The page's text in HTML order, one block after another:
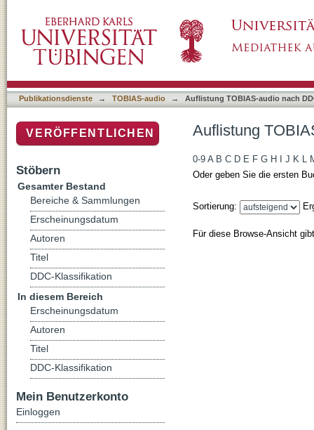
Publikationsdienste → TOBIAS-audio → Auflistung TOBIAS-audio nach
Auflistung
0-9 A B C D E F G H J K L
Oder geben Sie die ersten
Sortierung:
Für diese Browse-Ansicht
VERÖFFENTLICHEN
Stöbern
Gesamter Bestand
Bereiche & Sammlungen
Erscheinungsdatum
Autoren
Titel
DDC-Klassifikation
In diesem Bereich
Erscheinungsdatum
Autoren
Titel
DDC-Klassifikation
Mein Benutzerkonto
Einloggen